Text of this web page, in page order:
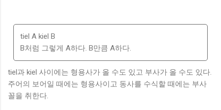
tiel A kiel B
B처럼 그렇게 A하다. B만큼 A하다.
tiel과 kiel 사이에는 형용사가 올 수도 있고 부사가 올 수도 있다.
주어의 보어일 때에는 형용사이고 동사를 수식할 때에는 부사
꼴을 취한다.